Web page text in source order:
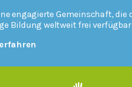
engagierte Gemeinschaft, die
Bildung weltweit frei